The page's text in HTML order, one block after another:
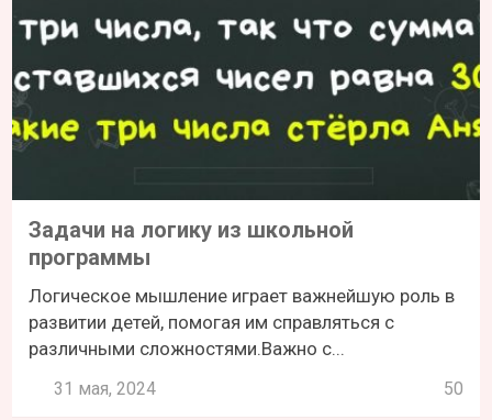
Задачи на логику из школьной
программы
Логическое мышление играет важнейшую роль в
развитии детей, помогая им справляться с
различными сложностями.Важно с...
31 мая, 2024 50